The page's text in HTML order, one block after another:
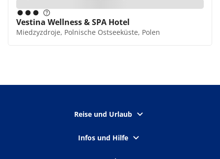
Vestina Wellness & SPA Hotel
Miedzyzdroje, Polnische Ostseeküste, Polen
Reise und Urlaub
Infos und Hilfe